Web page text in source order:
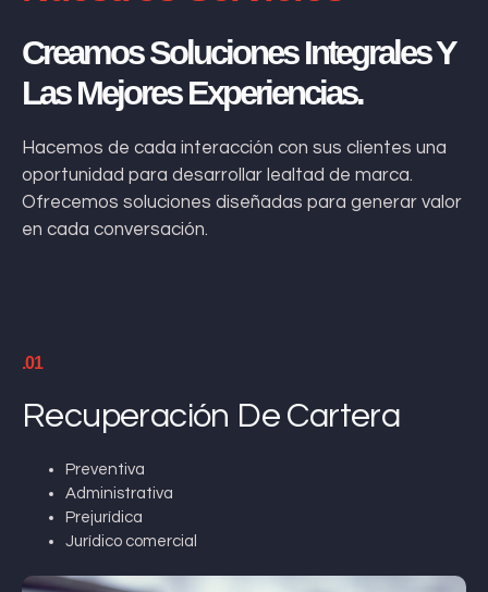
Creamos Soluciones Integrales Y
Las Mejores Experiencias.
Hacemos de cada interacción con sus clientes una
oportunidad para desarrollar lealtad de marca.
Ofrecemos soluciones diseñadas para generar valor
en cada conversación.
.01
Recuperación De Cartera
Preventiva
Administrativa
Prejurídica
Jurídico comercial